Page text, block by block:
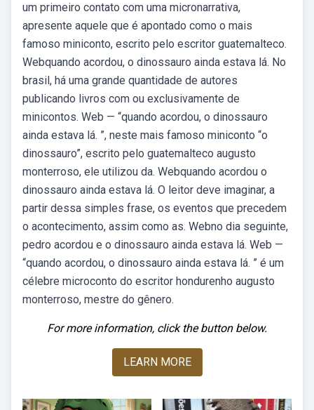
um primeiro contato com uma micronarrativa,
apresente aquele que é apontado como o mais
famoso miniconto, escrito pelo escritor guatemalteco.
Webquando acordou, o dinossauro ainda estava lá. No
brasil, há uma grande quantidade de autores
publicando livros com ou exclusivamente de
minicontos. Web — “quando acordou, o dinossauro
ainda estava lá. ”, neste mais famoso miniconto “o
dinossauro”, escrito pelo guatemalteco augusto
monterroso, ele utilizou da. Webquando acordou o
dinossauro ainda estava lá. O leitor deve imaginar, a
partir dessa simples frase, os eventos que precedem
o acontecimento, assim como as. Webno dia seguinte,
pedro acordou e o dinossauro ainda estava lá. Web —
“quando acordou, o dinossauro ainda estava lá. ” é um
célebre microconto do escritor hondurenho augusto
monterroso, mestre do gênero.
For more information, click the button below.
LEARN MORE